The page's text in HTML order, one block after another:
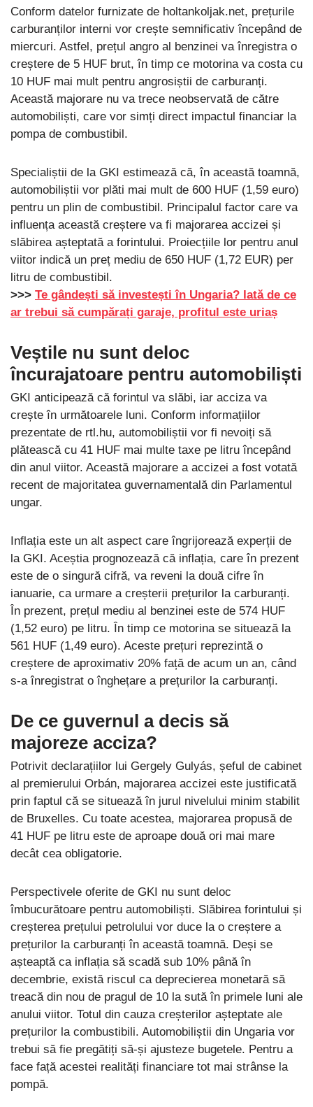
Conform datelor furnizate de holtankoljak.net, prețurile
carburanților interni vor crește semnificativ începând de
miercuri. Astfel, prețul angro al benzinei va înregistra o
creștere de 5 HUF brut, în timp ce motorina va costa cu
10 HUF mai mult pentru angrosiștii de carburanți.
Această majorare nu va trece neobservată de către
automobiliști, care vor simți direct impactul financiar la
pompa de combustibil.
Specialiștii de la GKI estimează că, în această toamnă,
automobiliștii vor plăti mai mult de 600 HUF (1,59 euro)
pentru un plin de combustibil. Principalul factor care va
influența această creștere va fi majorarea accizei și
slăbirea așteptată a forintului. Proiecțiile lor pentru anul
viitor indică un preț mediu de 650 HUF (1,72 EUR) per
litru de combustibil.
>>> Te gândești să investești în Ungaria? Iată de ce
ar trebui să cumpărați garaje, profitul este uriaș
Veștile nu sunt deloc
încurajatoare pentru automobiliști
GKI anticipează că forintul va slăbi, iar acciza va
crește în următoarele luni. Conform informațiilor
prezentate de rtl.hu, automobiliștii vor fi nevoiți să
plătească cu 41 HUF mai multe taxe pe litru începând
din anul viitor. Această majorare a accizei a fost votată
recent de majoritatea guvernamentală din Parlamentul
ungar.
Inflația este un alt aspect care îngrijorează experții de
la GKI. Aceștia prognozează că inflația, care în prezent
este de o singură cifră, va reveni la două cifre în
ianuarie, ca urmare a creșterii prețurilor la carburanți.
În prezent, prețul mediu al benzinei este de 574 HUF
(1,52 euro) pe litru. În timp ce motorina se situează la
561 HUF (1,49 euro). Aceste prețuri reprezintă o
creștere de aproximativ 20% față de acum un an, când
s-a înregistrat o înghețare a prețurilor la carburanți.
De ce guvernul a decis să
majoreze acciza?
Potrivit declarațiilor lui Gergely Gulyás, șeful de cabinet
al premierului Orbán, majorarea accizei este justificată
prin faptul că se situează în jurul nivelului minim stabilit
de Bruxelles. Cu toate acestea, majorarea propusă de
41 HUF pe litru este de aproape două ori mai mare
decât cea obligatorie.
Perspectivele oferite de GKI nu sunt deloc
îmbucurătoare pentru automobiliști. Slăbirea forintului și
creșterea prețului petrolului vor duce la o creștere a
prețurilor la carburanți în această toamnă. Deși se
așteaptă ca inflația să scadă sub 10% până în
decembrie, există riscul ca deprecierea monetară să
treacă din nou de pragul de 10 la sută în primele luni ale
anului viitor. Totul din cauza creșterilor așteptate ale
prețurilor la combustibili. Automobiliștii din Ungaria vor
trebui să fie pregătiți să-și ajusteze bugetele. Pentru a
face față acestei realități financiare tot mai strânse la
pompă.